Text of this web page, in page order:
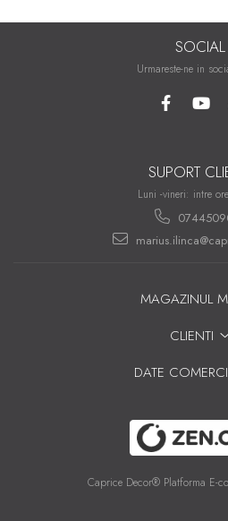
SOCIAL
Urmareste-ne in
SUPORT
Luni -vineri: intre
MAGAZINUL
CLIENTI
DATE
Caprice Decor® Platforma E-